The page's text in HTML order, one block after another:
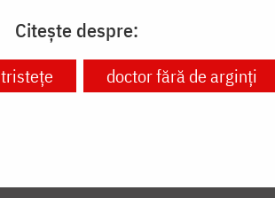
Citește despre:
tristețe doctor fără de arginți